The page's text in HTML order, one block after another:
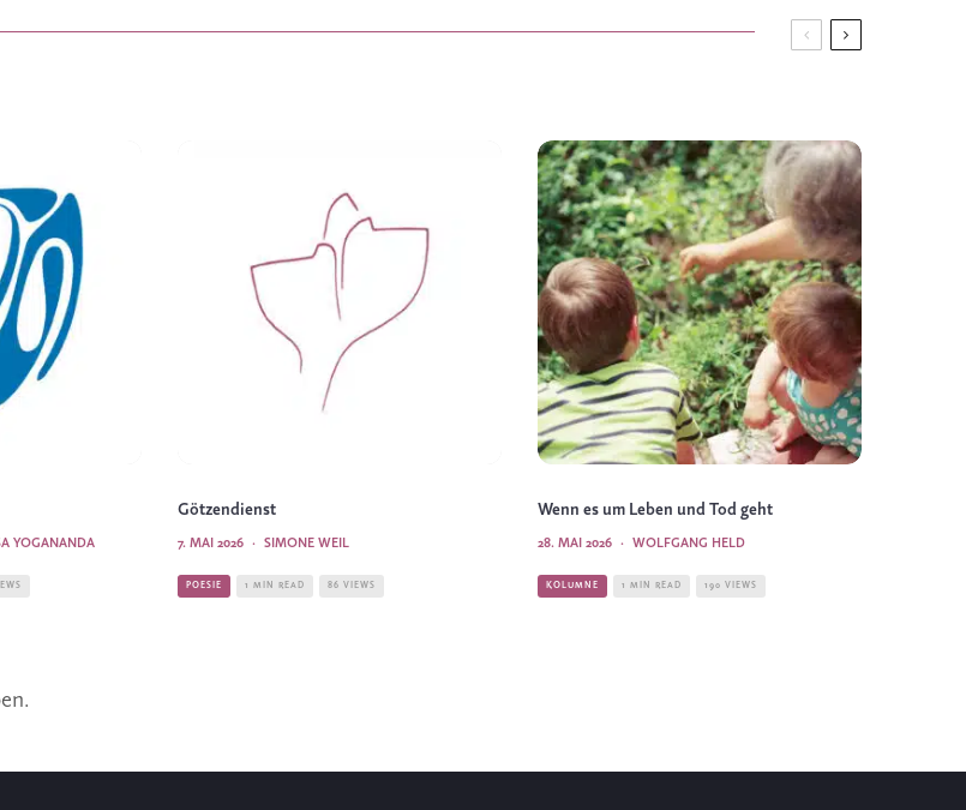
YOGANANDA
Götzendienst
SIMONE WEIL
·
7. MAI 2026
POESIE 1 MIN READ 86 VIEWS
Wenn es um Leben und Tod geht
WOLFGANG HELD
·
28. MAI 2026
KOLUMNE 1 MIN READ 190 VIEWS